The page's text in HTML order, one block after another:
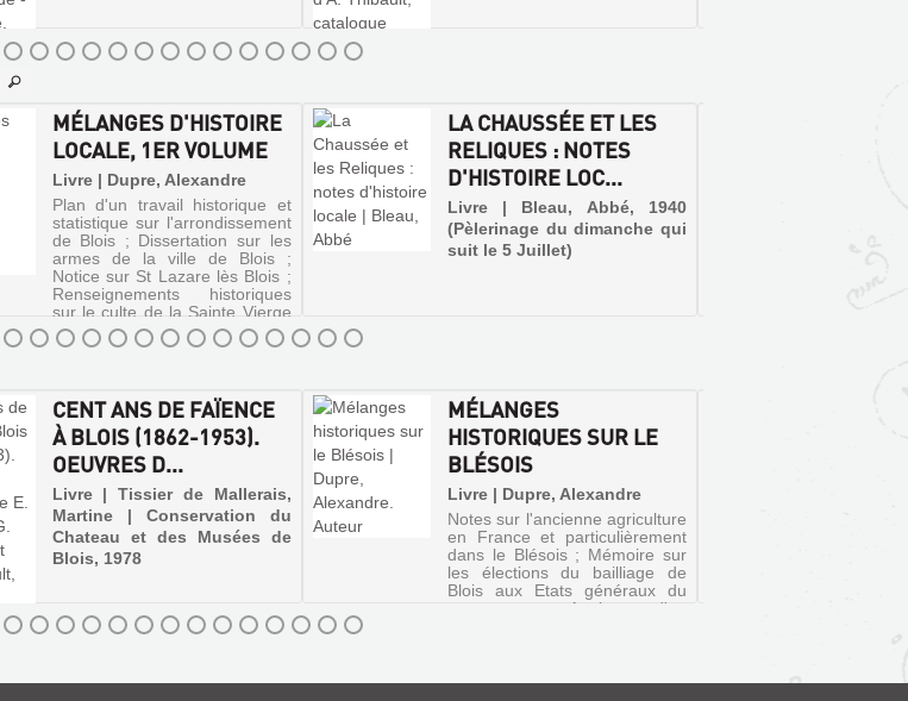
MÉLANGES D'HISTOIRE
LOCALE, 1ER VOLUME
Livre | Dupre, Alexandre
Plan d'un travail historique et
statistique sur l'arrondissement
de Blois ; Dissertation sur les
armes de la ville de Blois ;
Notice sur St Lazare lès Blois ;
Renseignements historiques
sur le culte de la Sainte Vierge
à Blois ; A...
LA CHAUSSÉE ET LES
RELIQUES : NOTES
D'HISTOIRE LOC...
Livre | Bleau, Abbé, 1940
(Pèlerinage du dimanche qui
suit le 5 Juillet)
CENT ANS DE FAÏENCE
À BLOIS (1862-1953).
OEUVRES D...
Livre | Tissier de Mallerais,
Martine | Conservation du
Chateau et des Musées de
Blois, 1978
MÉLANGES
HISTORIQUES SUR LE
BLÉSOIS
Livre | Dupre, Alexandre
Notes sur l'ancienne agriculture
en France et particulièrement
dans le Blésois ; Mémoire sur
les élections du bailliage de
Blois aux Etats généraux du
royaume ; Analyse d'un